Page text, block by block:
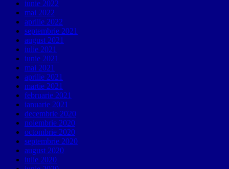
iunie 2022
mai 2022
aprilie 2022
septembrie 2021
august 2021
iulie 2021
iunie 2021
mai 2021
aprilie 2021
martie 2021
februarie 2021
ianuarie 2021
decembrie 2020
noiembrie 2020
octombrie 2020
septembrie 2020
august 2020
iulie 2020